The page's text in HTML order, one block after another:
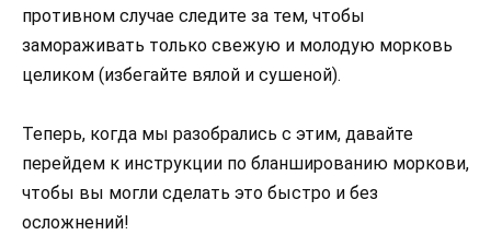
противном случае следите за тем, чтобы
замораживать только свежую и молодую морковь
целиком (избегайте вялой и сушеной).
Теперь, когда мы разобрались с этим, давайте
перейдем к инструкции по бланшированию моркови,
чтобы вы могли сделать это быстро и без
осложнений!